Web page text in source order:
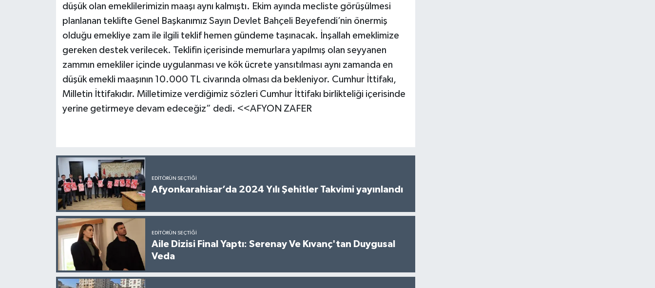
düşük olan emeklilerimizin maaşı aynı kalmıştı. Ekim ayında mecliste görüşülmesi
planlanan teklifte Genel Başkanımız Sayın Devlet Bahçeli Beyefendi’nin önermiş
olduğu emekliye zam ile ilgili teklif hemen gündeme taşınacak. İnşallah emeklimize
gereken destek verilecek. Teklifin içerisinde memurlara yapılmış olan seyyanen
zammın emekliler içinde uygulanması ve kök ücrete yansıtılması aynı zamanda en
düşük emekli maaşının 10.000 TL civarında olması da bekleniyor. Cumhur İttifakı,
Milletin İttifakıdır. Milletimize verdiğimiz sözleri Cumhur İttifakı birlikteliği içerisinde
yerine getirmeye devam edeceğiz” dedi. <<AFYON ZAFER
EDITÖRÜN SEÇTIĞI
Afyonkarahisar’da 2024 Yılı Şehitler Takvimi yayınlandı
EDITÖRÜN SEÇTIĞI
Aile Dizisi Final Yaptı: Serenay Ve Kıvanç'tan Duygusal
Veda